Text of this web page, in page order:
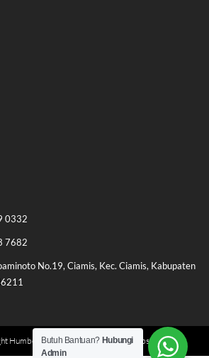
0332
7682
No.19, Ciamis, Kec. Ciamis, Kabupaten
Humbel Store Indonesia | Official Website
Butuh Bantuan? Hubungi
Admin